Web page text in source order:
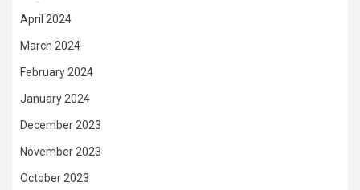
April 2024
March 2024
February 2024
January 2024
December 2023
November 2023
October 2023